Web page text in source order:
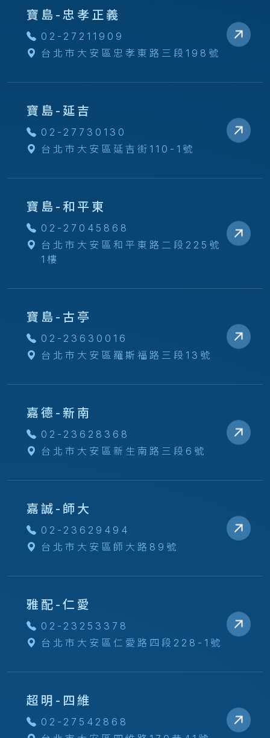
寶島-忠孝正義
02-27211909
台北市大安區忠孝東路三段198號
寶島-延吉
02-27730130
台北市大安區延吉街110-1號
寶島-和平東
02-27045868
台北市大安區和平東路二段225號
1樓
寶島-古亭
02-23630016
台北市大安區羅斯福路三段13號
嘉德-新南
02-23628368
台北市大安區新生南路三段6號
嘉誠-師大
02-23629494
台北市大安區師大路89號
雅配-仁愛
02-23253378
台北市大安區仁愛路四段228-1號
超明-四維
02-27542868